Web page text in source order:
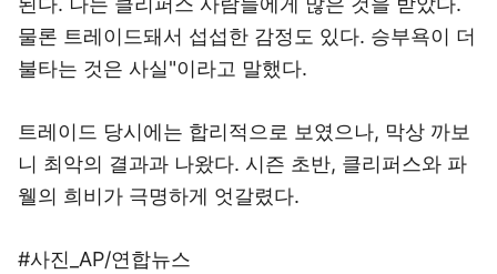
물론 트레이드돼서 섭섭한 감정도 있다. 승부욕이 더
불타는 것은 사실"이라고 말했다.
트레이드 당시에는 합리적으로 보였으나, 막상 까보
니 최악의 결과과 나왔다. 시즌 초반, 클리퍼스와 파
웰의 희비가 극명하게 엇갈렸다.
#사진_AP/연합뉴스